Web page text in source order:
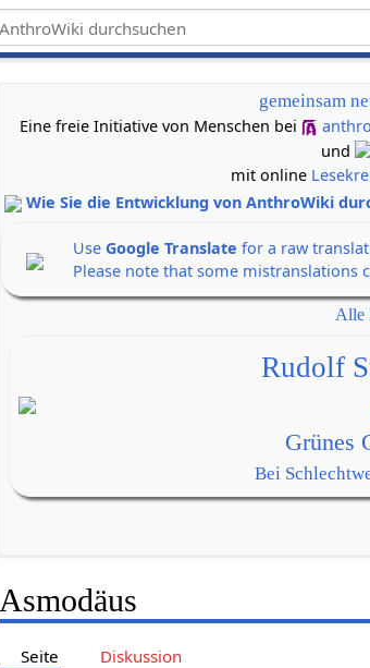
gemeinsam
Eine freie Initiative von Menschen bei
und
mit online
Wie Sie die Entwicklung von AnthroWiki
UseGoogle Translate for a raw
Please note that some mistranslations
Alle
Rudolf
Grünes
Bei
Asmodäus
Seite Diskussion